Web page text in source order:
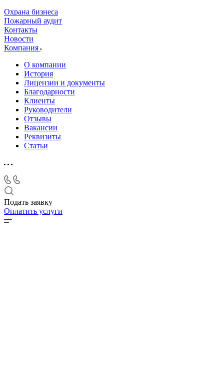
Охрана бизнеса
Пожарный аудит
Контакты
Новости
Компания
О компании
История
Лицензии и документы
Благодарности
Клиенты
Руководители
Отзывы
Вакансии
Реквизиты
Статьи
Подать заявку
Оплатить услуги